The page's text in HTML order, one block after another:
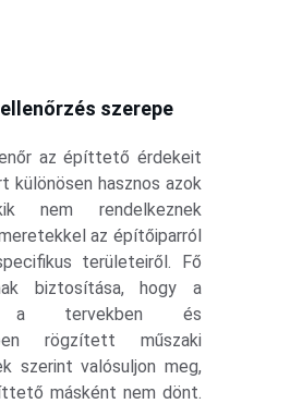
szerepe
az építtető érdekeit
különösen hasznos azok
nem rendelkeznek
az építőiparról
területeiről. Fő
biztosítása, hogy a
a tervekben és
rögzített műszaki
szerint valósuljon meg,
másként nem dönt.